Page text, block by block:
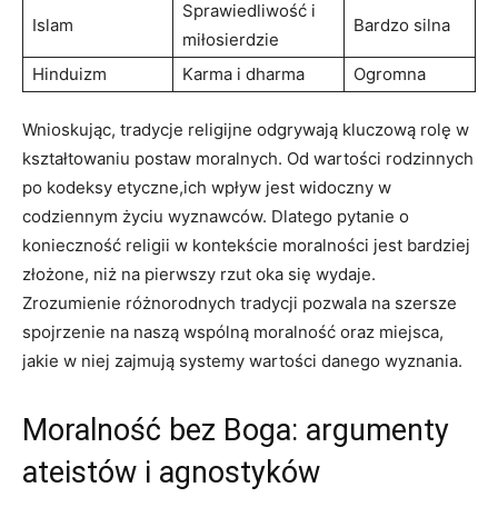
Islam
Sprawiedliwość i
miłosierdzie
Bardzo silna
Hinduizm Karma i dharma Ogromna
Wnioskując, tradycje religijne odgrywają kluczową rolę w
kształtowaniu postaw moralnych. Od wartości rodzinnych
po kodeksy ​etyczne,ich wpływ jest widoczny ‌w
codziennym ⁢życiu‍ wyznawców. Dlatego pytanie o
konieczność religii w kontekście moralności jest bardziej
⁢złożone, niż na pierwszy rzut oka ​się wydaje.
Zrozumienie różnorodnych tradycji pozwala‍ na szersze
‍spojrzenie⁢ na naszą wspólną moralność oraz ⁣miejsca,
⁤jakie w niej ​zajmują systemy wartości danego wyznania.
Moralność bez ​Boga: argumenty
ateistów i agnostyków